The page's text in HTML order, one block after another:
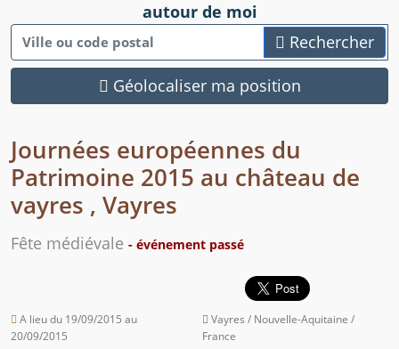
autour de moi
Rechercher
Géolocaliser ma position
Journées européennes du
Patrimoine 2015 au château de
vayres , Vayres
Fête médiévale - événement passé
A lieu du 19/09/2015 au
20/09/2015
Vayres / Nouvelle-Aquitaine /
France